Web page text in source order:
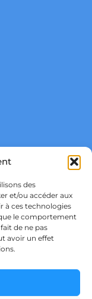
des
et/ou accéder aux
à ces technologies
le comportement
de ne pas
avoir un effet
&